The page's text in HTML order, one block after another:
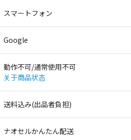
スマートフォン
Google
動作不可/通常使用不可
关于商品状态
送料込み(出品者負担)
ナオセルかんたん配送